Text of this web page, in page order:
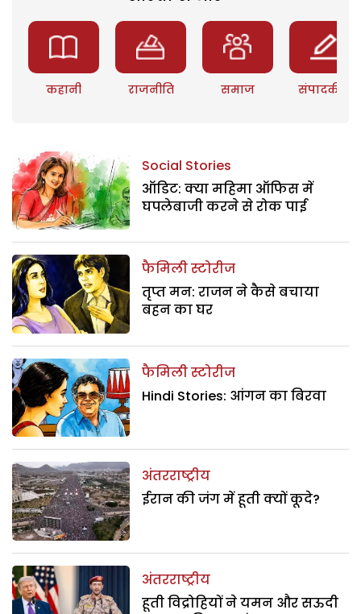
कहानी राजनीति समाज संपादकीय
Social Stories
ऑडिट: क्या महिमा ऑफिस में
घपलेबाजी करने से रोक पाई
फैमिली स्टोरीज
तृप्त मन: राजन ने कैसे बचाया
बहन का घर
फैमिली स्टोरीज
Hindi Stories: आंगन का बिरवा
अंतरराष्ट्रीय
ईरान की जंग में हूती क्यों कूदे?
अंतरराष्ट्रीय
हूती विद्रोहियों ने यमन और सऊदी